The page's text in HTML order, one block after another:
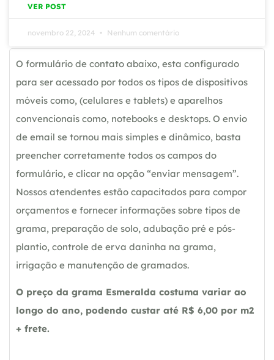
VER POST
novembro 22, 2024 Nenhum comentário
O formulário de contato abaixo, esta configurado
para ser acessado por todos os tipos de dispositivos
móveis como, (celulares e tablets) e aparelhos
convencionais como, notebooks e desktops. O envio
de email se tornou mais simples e dinâmico, basta
preencher corretamente todos os campos do
formulário, e clicar na opção “enviar mensagem”.
Nossos atendentes estão capacitados para compor
orçamentos e fornecer informações sobre tipos de
grama, preparação de solo, adubação pré e pós-
plantio, controle de erva daninha na grama,
irrigação e manutenção de gramados.
O preço da grama Esmeralda costuma variar ao
longo do ano, podendo custar até R$ 6,00 por m2
+ frete.